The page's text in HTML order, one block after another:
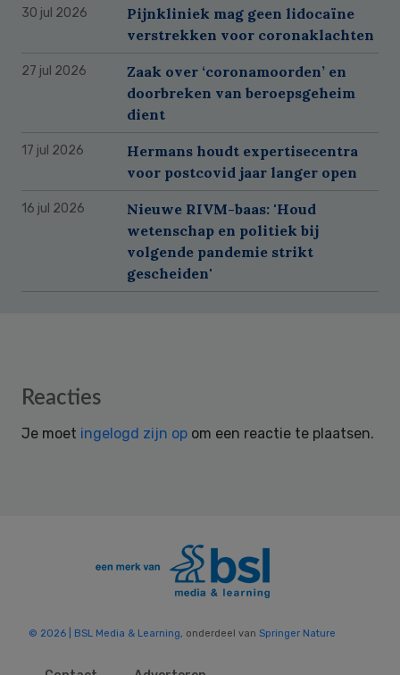
30 jul 2026
Pijnkliniek mag geen lidocaïne
verstrekken voor coronaklachten
27 jul 2026
Zaak over ‘coronamoorden’ en
doorbreken van beroepsgeheim
dient
17 jul 2026
Hermans houdt expertisecentra
voor postcovid jaar langer open
16 jul 2026
Nieuwe RIVM-baas: 'Houd
wetenschap en politiek bij
volgende pandemie strikt
gescheiden'
Reader
Reacties
Je moet ingelogd zijn op om een reactie te plaatsen.
© 2026 | BSL Media & Learning, onderdeel van Springer Nature